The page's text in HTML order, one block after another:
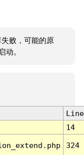
败，可能的原
动。
Line
14
324